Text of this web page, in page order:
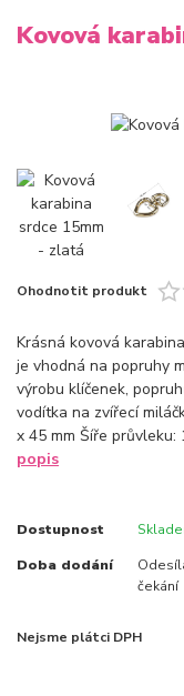
Kovová
Ohodnotit produkt
Krásná kovová
je vhodná na popruhy
výrobu klíčenek,
vodítka na zvířecí
x 45 mm Šíře průvleku:
popis
Dostupnost
Doba dodání
čekání
Nejsme plátci DPH